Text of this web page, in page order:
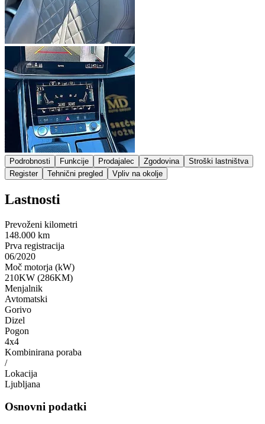
Podrobnosti Funkcije Prodajalec Zgodovina
Stroški lastništva
Register
Tehnični pregled Vpliv na okolje
Lastnosti
Prevoženi kilometri
148.000 km
Prva registracija
06/2020
Moč motorja (kW)
210KW (286KM)
Menjalnik
Avtomatski
Gorivo
Dizel
Pogon
4x4
Kombinirana poraba
/
Lokacija
Ljubljana
Osnovni podatki